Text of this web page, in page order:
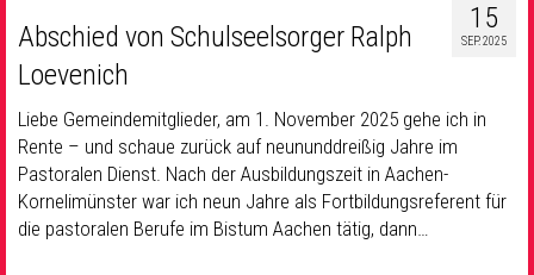
15
SEP. 2025
Abschied von Schulseelsorger Ralph
Loevenich
Liebe Gemeindemitglieder, am 1. November 2025 gehe ich in
Rente – und schaue zurück auf neununddreißig Jahre im
Pastoralen Dienst. Nach der Ausbildungszeit in Aachen-
Kornelimünster war ich neun Jahre als Fortbildungsreferent für
die pastoralen Berufe im Bistum Aachen tätig, dann…